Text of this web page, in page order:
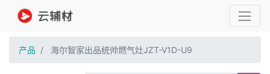
产品 海尔智家出品统帅燃气灶JZT-V1D-U9